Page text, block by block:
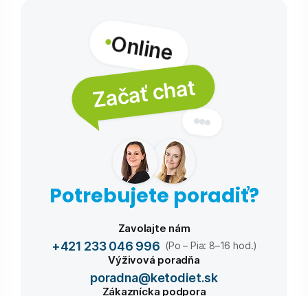
Online
Začať chat
Potrebujete poradiť?
Zavolajte nám
+421 233 046 996 (Po – Pia: 8–16 hod.)
Výživová poradňa
poradna@ketodiet.sk
Zákaznícka podpora